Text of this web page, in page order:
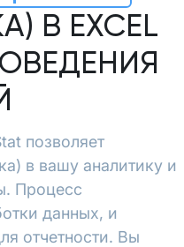
В EXCEL
позволяет
в вашу аналитику и
Процесс
данных, и
отчетности. Вы